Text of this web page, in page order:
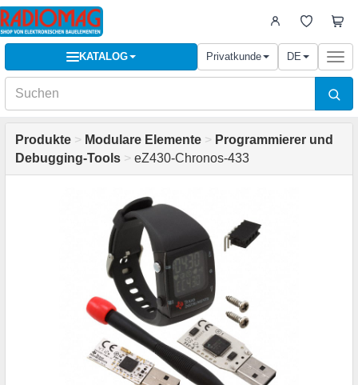
KATALOG Privatkunde DE
Produkte > Modulare Elemente > Programmierer und
Debugging-Tools > eZ430-Chronos-433